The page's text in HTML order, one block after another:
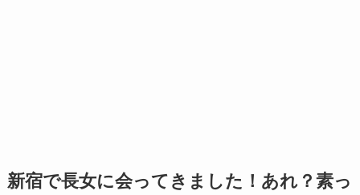
新宿で長女に会ってきました！あれ？素っ